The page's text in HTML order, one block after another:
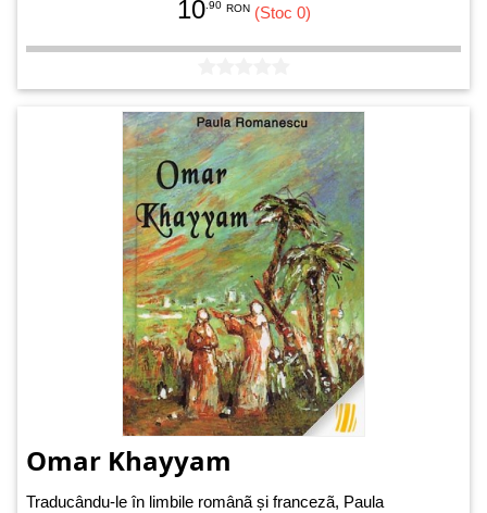
10.90 RON (Stoc 0)
Omar Khayyam
Traducându-le în limbile românã și francezã, Paula